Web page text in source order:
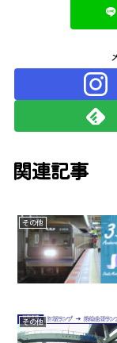
関連記事
その他
その他